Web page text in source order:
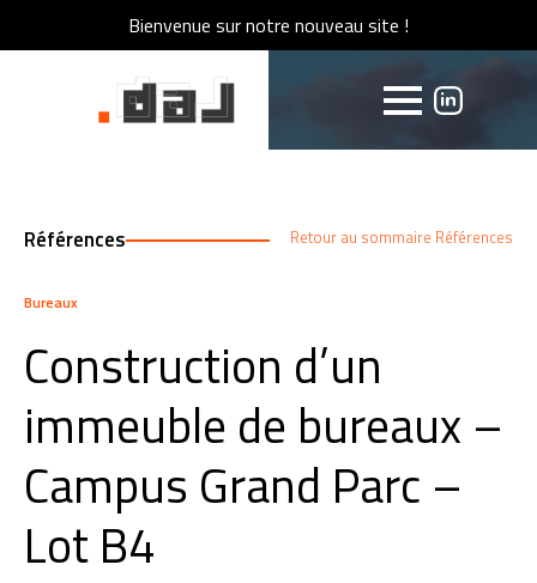
Bienvenue sur notre nouveau site !
Bienvenue sur notre nouveau site !
Références Retour au sommaire Références
Bureaux
Construction d’un
immeuble de bureaux –
Campus Grand Parc –
Lot B4